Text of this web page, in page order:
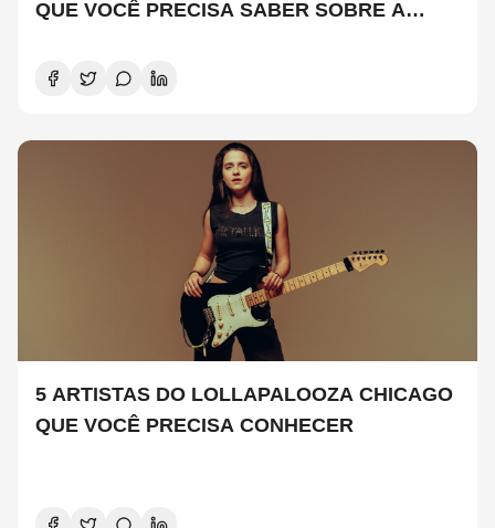
QUE VOCÊ PRECISA SABER SOBRE A
5 ARTISTAS DO LOLLAPALOOZA CHICAGO
QUE VOCÊ PRECISA CONHECER